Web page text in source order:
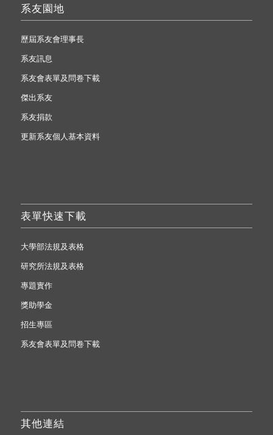
系友園地
歷屆系友會理事長
系友訊息
系友會表單及問卷下載
傑出系友
系友捐款
更新系友個人基本資料
表單快速下載
大學部法規及表格
研究所法規及表格
專題實作
獎助學金
招生專區
系友會表單及問卷下載
其他連結